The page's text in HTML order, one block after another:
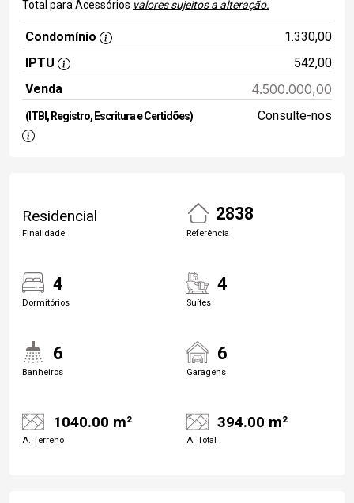
Total para Acessórios valores sujeitos a alteração.
Condomínio
1.330,00
IPTU
542,00
Venda
4.500.000,00
(ITBI, Registro, Escritura e Certidões) Consulte-nos
Residencial
Finalidade
2838
Referência
4
Dormitórios
4
Suítes
6
Banheiros
6
Garagens
1040.00 m²
A. Terreno
394.00 m²
A. Total